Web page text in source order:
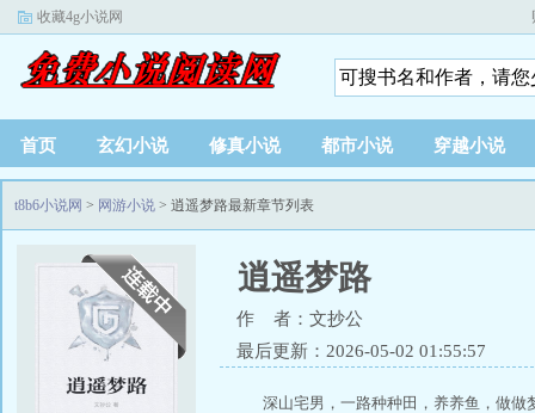
收藏4g小说网
首页 玄幻小说 修真小说 都市小说 穿越小说
t8b6小说网 > 网游小说 > 逍遥梦路最新章节列表
逍遥梦路
作 者：文抄公
最后更新：2026-05-02 01:55:57
深山宅男，一路种种田，养养鱼，做